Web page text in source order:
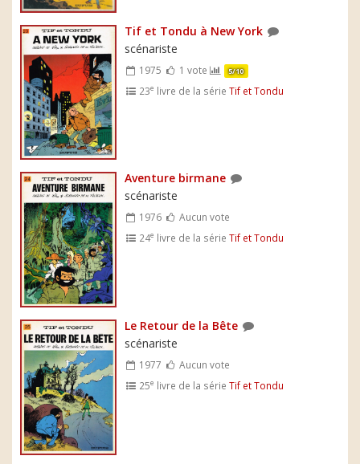
Tif et Tondu à New York
scénariste
1975 1 vote 5/10
23e livre de la sérieTif et Tondu
Aventure birmane
scénariste
1976
Aucun vote
24e livre de la sérieTif et Tondu
Le Retour de la Bête
scénariste
1977
Aucun vote
25e livre de la sérieTif et Tondu